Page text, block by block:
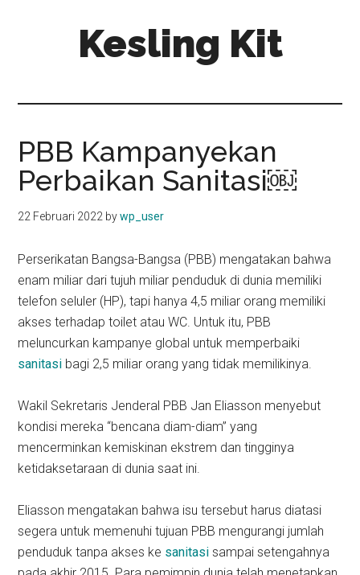
Kesling Kit
PBB Kampanyekan
Perbaikan Sanitasi￼
22 Februari 2022 bywp_user
Perserikatan Bangsa-Bangsa (PBB) mengatakan bahwa
enam miliar dari tujuh miliar penduduk di dunia memiliki
telefon seluler (HP), tapi hanya 4,5 miliar orang memiliki
akses terhadap toilet atau WC. Untuk itu, PBB
meluncurkan kampanye global untuk memperbaiki
sanitasi bagi 2,5 miliar orang yang tidak memilikinya.
Wakil Sekretaris Jenderal PBB Jan Eliasson menyebut
kondisi mereka “bencana diam-diam” yang
mencerminkan kemiskinan ekstrem dan tingginya
ketidaksetaraan di dunia saat ini.
Eliasson mengatakan bahwa isu tersebut harus diatasi
segera untuk memenuhi tujuan PBB mengurangi jumlah
penduduk tanpa akses ke sanitasisampai setengahnya